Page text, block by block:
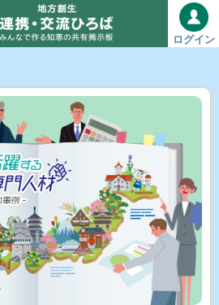
ログイン